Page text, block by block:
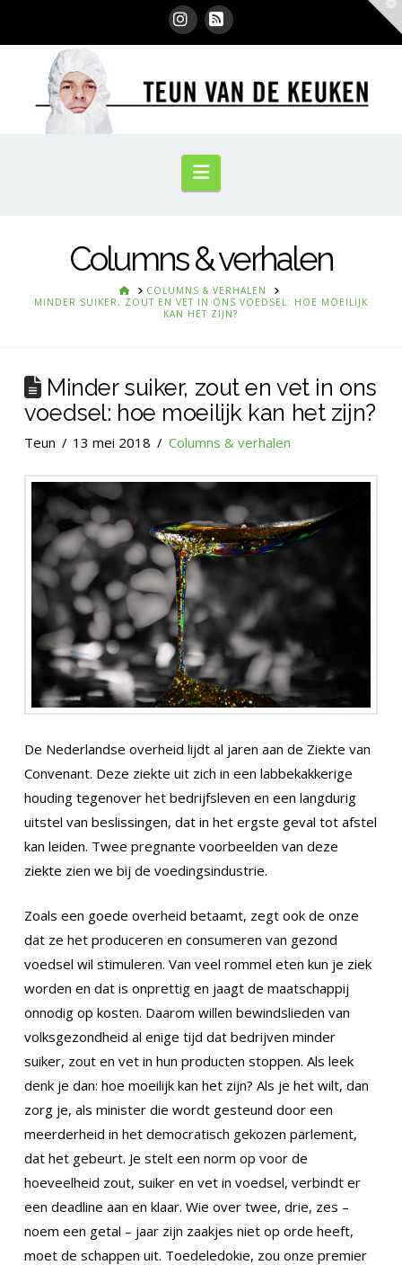
Instagram
RSS
Navigation
Columns & verhalen
HOMECOLUMNS & VERHALEN
MINDER SUIKER, ZOUT EN VET IN ONS VOEDSEL: HOE MOEILIJK
KAN HET ZIJN?
Minder suiker, zout en vet in ons
voedsel: hoe moeilijk kan het zijn?
Teun 13 mei 2018 Columns & verhalen
De Nederlandse overheid lijdt al jaren aan de Ziekte van
Convenant. Deze ziekte uit zich in een labbekakkerige
houding tegenover het bedrijfsleven en een langdurig
uitstel van beslissingen, dat in het ergste geval tot afstel
kan leiden. Twee pregnante voorbeelden van deze
ziekte zien we bij de voedingsindustrie.
Zoals een goede overheid betaamt, zegt ook de onze
dat ze het produceren en consumeren van gezond
voedsel wil stimuleren. Van veel rommel eten kun je ziek
worden en dat is onprettig en jaagt de maatschappij
onnodig op kosten. Daarom willen bewindslieden van
volksgezondheid al enige tijd dat bedrijven minder
suiker, zout en vet in hun producten stoppen. Als leek
denk je dan: hoe moeilijk kan het zijn? Als je het wilt, dan
zorg je, als minister die wordt gesteund door een
meerderheid in het democratisch gekozen parlement,
dat het gebeurt. Je stelt een norm op voor de
hoeveelheid zout, suiker en vet in voedsel, verbindt er
een deadline aan en klaar. Wie over twee, drie, zes –
noem een getal – jaar zijn zaakjes niet op orde heeft,
moet de schappen uit. Toedeledokie, zou onze premier